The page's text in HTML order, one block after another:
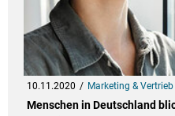
10.11.2020 Marketing & Vertrieb
Menschen in Deutschland